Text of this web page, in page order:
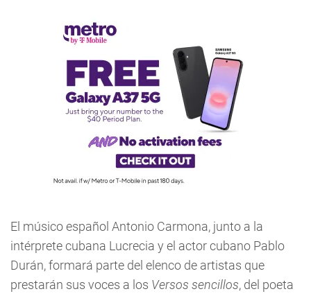
El músico español Antonio Carmona, junto a la
intérprete cubana Lucrecia y el actor cubano Pablo
Durán, formará parte del elenco de artistas que
prestarán sus voces a los Versos sencillos, del poeta